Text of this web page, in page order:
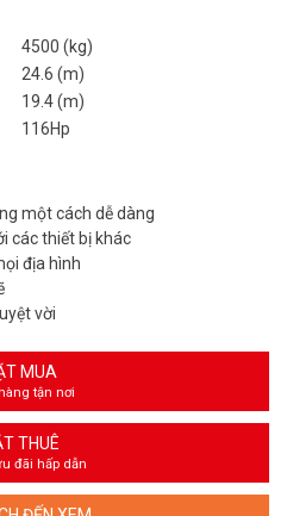
4500 (kg)
24.6 (m)
19.4 (m)
116Hp
một cách dễ dàng
các thiết bị khác
địa hình
vời
MUA
tận nơi
THUÊ
đãi hấp dẫn